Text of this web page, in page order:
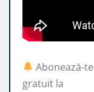
Abonează-te
gratuit la